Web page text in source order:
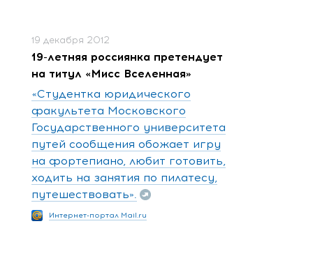
19 декабря 2012
19-летняя россиянка претендует
на титул «Мисс Вселенная»
«Студентка юридического
факультета Московского
Государственного университета
путей сообщения обожает игру
на фортепиано, любит готовить,
ходить на занятия по пилатесу,
путешествовать».
Интернет-портал Mail.ru